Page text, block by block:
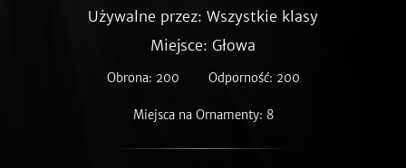
Używalne przez: Wszystkie klasy
Miejsce: Głowa
Obrona: 200 Odporność: 200
Miejsca na Ornamenty: 8